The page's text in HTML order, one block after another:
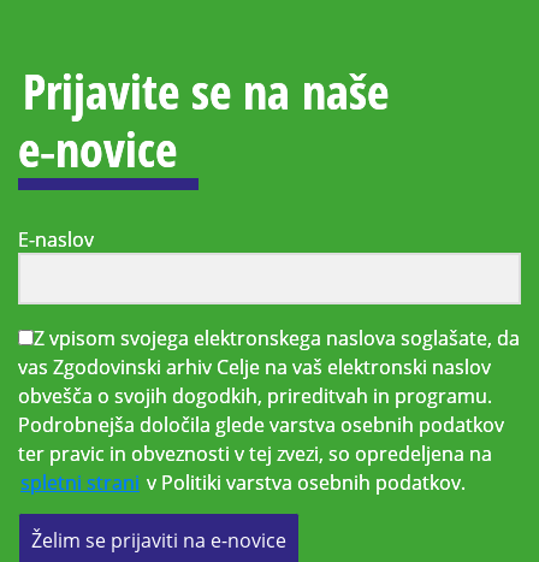
Prijavite se na naše
e‑novice
E-naslov
Z vpisom svojega elektronskega naslova soglašate, da
vas Zgodovinski arhiv Celje na vaš elektronski naslov
obvešča o svojih dogodkih, prireditvah in programu.
Podrobnejša določila glede varstva osebnih podatkov
ter pravic in obveznosti v tej zvezi, so opredeljena na
spletni strani v Politiki varstva osebnih podatkov.
Želim se prijaviti na e-novice